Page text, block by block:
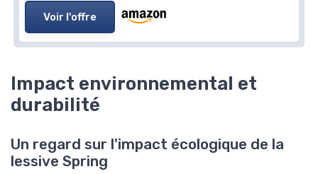
Voir l'offre
Impact environnemental et
durabilité
Un regard sur l'impact écologique de la
lessive Spring